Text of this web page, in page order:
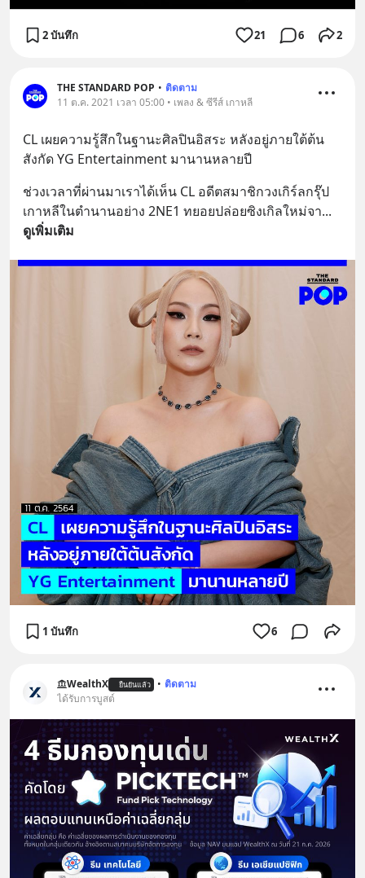
2 บันทึก 21 6 2
THE STANDARD POP • ติดตาม
11 ต.ค. 2021 เวลา 05:00 • เพลง & ซีรีส์ เกาหลี
CL เผยความรู้สึกในฐานะศิลปินอิสระ หลังอยู่ภายใต้ต้น
สังกัด YG Entertainment มานานหลายปี
ช่วงเวลาที่ผ่านมาเราได้เห็น CL อดีตสมาชิกวงเกิร์ลกรุ๊ป
เกาหลีในตำนานอย่าง 2NE1 ทยอยปล่อยซิงเกิลใหม่จา...
ดูเพิ่มเติม
1 บันทึก 6
WealthX ยืนยันแล้ว • ติดตาม
ได้รับการบูสต์